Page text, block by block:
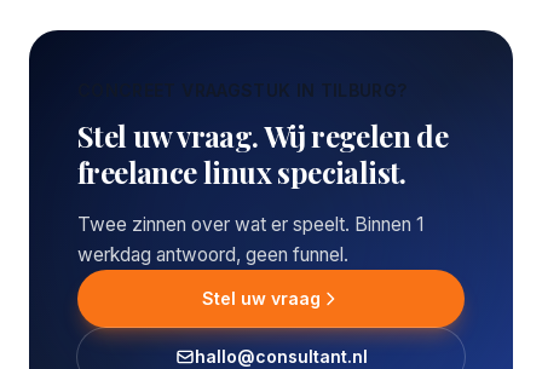
CONCREET VRAAGSTUK IN TILBURG?
Stel uw vraag. Wij regelen de
freelance linux specialist.
Twee zinnen over wat er speelt. Binnen 1
werkdag antwoord, geen funnel.
Stel uw vraag
hallo@consultant.nl